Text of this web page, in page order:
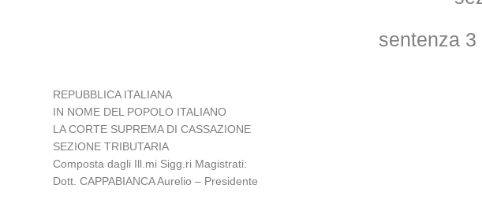
sentenza
REPUBBLICA ITALIANA
IN NOME DEL POPOLO ITALIANO
LA CORTE SUPREMA DI CASSAZIONE
SEZIONE TRIBUTARIA
Composta dagli Ill.mi Sigg.ri Magistrati:
Dott. CAPPABIANCA Aurelio – Presidente